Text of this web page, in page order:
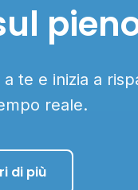
te e inizia a
reale.
di più